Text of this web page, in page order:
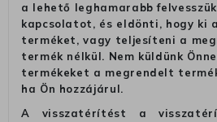
a lehető leghamarabb
kapcsolatot, és eldönti, hogy ki
terméket, vagy teljesíteni a
termék nélkül. Nem küldünk
termékeket a megrendelt
ha Ön hozzájárul.
A visszatérítést a